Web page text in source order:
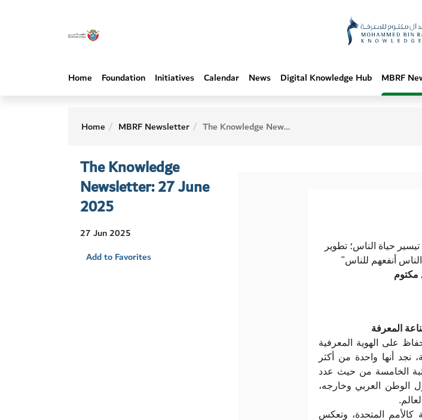
Home Foundation Initiatives Calendar News Digital Knowledge Hub MBRF
Home MBRF Newsletter The Knowledge Newsletter: 27 June 2025
The Knowledge
Newsletter: 27 June
2025
27 Jun 2025
Add to Favorites
حياة الناس؛ تطوير
أنفعهم للناس"
مكتوم
المعرفة
على الهوية المعرفية
نجد أنها واحدة من أكثر
الخامسة من حيث عدد
على دول الوطن العربي وخارجه،
كالأمم المتحدة، وتعكس